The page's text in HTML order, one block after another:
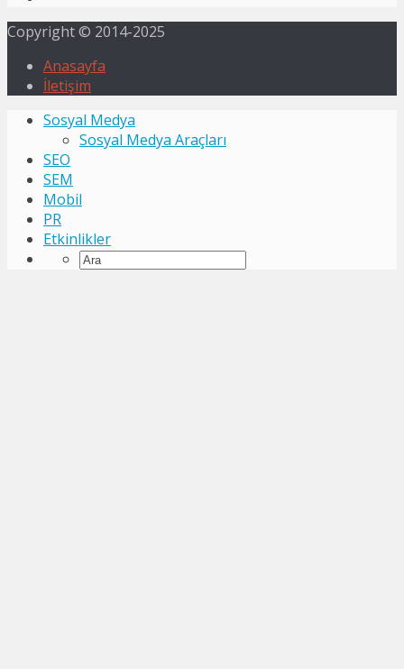
Copyright © 2014-2025
Anasayfa
İletişim
Sosyal Medya
Sosyal Medya Araçları
SEO
SEM
Mobil
PR
Etkinlikler